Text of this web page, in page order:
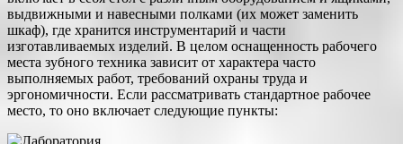
выдвижными и навесными полками (их может заменить
шкаф), где хранится инструментарий и части
изготавливаемых изделий. В целом оснащенность рабочего
места зубного техника зависит от характера часто
выполняемых работ, требований охраны труда и
эргономичности. Если рассматривать стандартное рабочее
место, то оно включает следующие пункты: